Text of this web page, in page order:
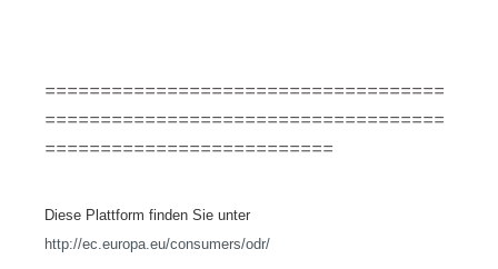
====================================
====================================
==========================
Diese Plattform finden Sie unter
http://ec.europa.eu/consumers/odr/